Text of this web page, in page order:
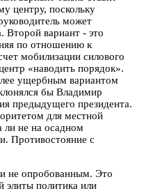
центру, поскольку
может
Второй вариант - это
по отношению к
мобилизации силового
«наводить порядок».
ущербным вариантом
бы Владимир
предыдущего президента.
для местной
ли не на осадном
Противостояние с
не опробованным. Это
элиты политика или